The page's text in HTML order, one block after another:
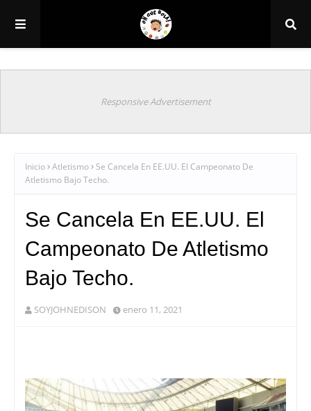
Responsive Advertisement
Inicio Atletismo
Se Cancela En EE.UU. El Campeonato De
Atletismo Bajo Techo.
Se Cancela En EE.UU. El
Campeonato De Atletismo
Bajo Techo.
SOYJOHNEDISON enero 11, 2021